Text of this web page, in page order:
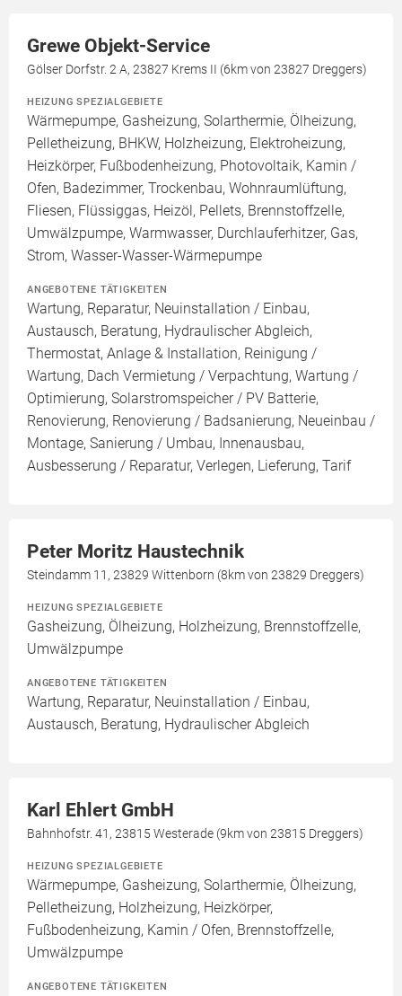
Grewe Objekt-Service
Gölser Dorfstr. 2 A, 23827 Krems II (6km von 23827 Dreggers)
HEIZUNG SPEZIALGEBIETE
Wärmepumpe, Gasheizung, Solarthermie, Ölheizung,
Pelletheizung, BHKW, Holzheizung, Elektroheizung,
Heizkörper, Fußbodenheizung, Photovoltaik, Kamin /
Ofen, Badezimmer, Trockenbau, Wohnraumlüftung,
Fliesen, Flüssiggas, Heizöl, Pellets, Brennstoffzelle,
Umwälzpumpe, Warmwasser, Durchlauferhitzer, Gas,
Strom, Wasser-Wasser-Wärmepumpe
ANGEBOTENE TÄTIGKEITEN
Wartung, Reparatur, Neuinstallation / Einbau,
Austausch, Beratung, Hydraulischer Abgleich,
Thermostat, Anlage & Installation, Reinigung /
Wartung, Dach Vermietung / Verpachtung, Wartung /
Optimierung, Solarstromspeicher / PV Batterie,
Renovierung, Renovierung / Badsanierung, Neueinbau /
Montage, Sanierung / Umbau, Innenausbau,
Ausbesserung / Reparatur, Verlegen, Lieferung, Tarif
Peter Moritz Haustechnik
Steindamm 11, 23829 Wittenborn (8km von 23829 Dreggers)
HEIZUNG SPEZIALGEBIETE
Gasheizung, Ölheizung, Holzheizung, Brennstoffzelle,
Umwälzpumpe
ANGEBOTENE TÄTIGKEITEN
Wartung, Reparatur, Neuinstallation / Einbau,
Austausch, Beratung, Hydraulischer Abgleich
Karl Ehlert GmbH
Bahnhofstr. 41, 23815 Westerade (9km von 23815 Dreggers)
HEIZUNG SPEZIALGEBIETE
Wärmepumpe, Gasheizung, Solarthermie, Ölheizung,
Pelletheizung, Holzheizung, Heizkörper,
Fußbodenheizung, Kamin / Ofen, Brennstoffzelle,
Umwälzpumpe
ANGEBOTENE TÄTIGKEITEN